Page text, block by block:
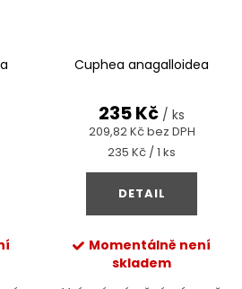
Cuphea anagalloidea
209,82 Kč bez DPH
235 Kč / ks
Měrná
cena:
235 Kč / 1 ks
DETAIL
Momentálně není
skladem